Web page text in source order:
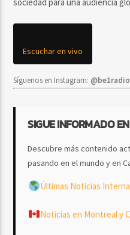
sociedad para una audiencia
Escuchar en vivo
Síguenos en Instagram: @be1radio
SIGUE INFORMADO
Descubre más contenido
pasando en el mundo y en
Últimas Noticias
Noticias en Montreal y